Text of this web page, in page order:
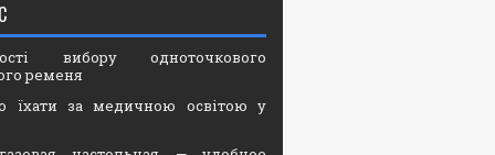
вибору одноточкового
ременя
їхати за медичною освітою у